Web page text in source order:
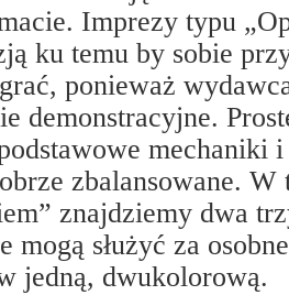
Imprezy typu
ku temu by sobie
ponieważ
demonstracyjne.
mechaniki
zbalansowane. W
znajdziemy dwa
mogą służyć za
jedną, dwukolorową.